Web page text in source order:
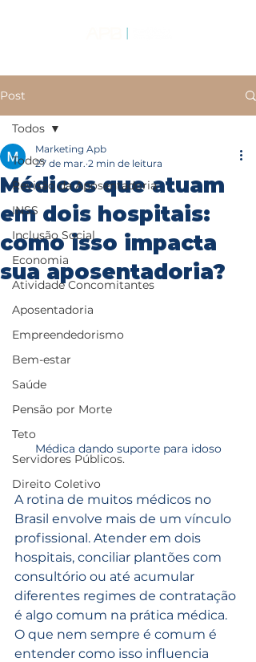
Post
Todos
Revisão da Aposentadoria
INSS
Inclusão Social
Economia
Atividade Concomitantes
Aposentadoria
Empreendedorismo
Bem-estar
Saúde
Pensão por Morte
Teto
Servidores Públicos.
Direito Coletivo
Todos
Médicos que atuam
em dois hospitais:
como isso impacta
sua aposentadoria?
Marketing Apb
27 de mar. 2 min de leitura
Médica dando suporte para idoso
A rotina de muitos médicos no
Brasil envolve mais de um vínculo
profissional. Atender em dois
hospitais, conciliar plantões com
consultório ou até acumular
diferentes regimes de contratação
é algo comum na prática médica.
O que nem sempre é comum é
entender como isso influencia